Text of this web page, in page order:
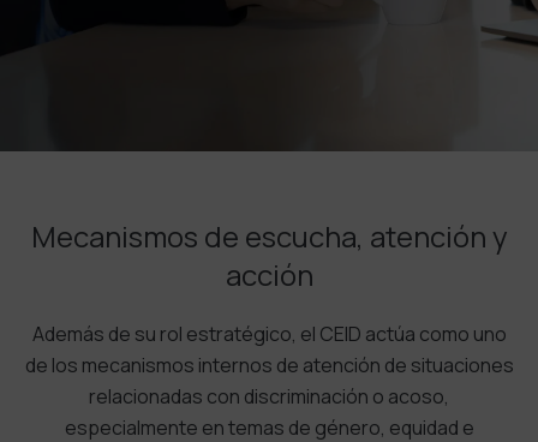
Mecanismos de escucha, atención y
acción
Además de su rol estratégico, el CEID actúa como uno
de los mecanismos internos de atención de situaciones
relacionadas con discriminación o acoso,
especialmente en temas de género, equidad e